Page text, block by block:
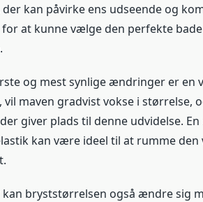
kan påvirke ens udseende og
at kunne vælge den perfekte
og mest synlige ændringer er en
maven gradvist vokse i størrelse,
giver plads til denne udvidelse.
kan være ideel til at rumme
kan bryststørrelsen også ændre sig